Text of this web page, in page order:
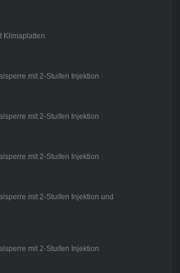
Klimaplatten
mit 2-Stuifen Injektion
mit 2-Stuifen Injektion
mit 2-Stuifen Injektion
mit 2-Stuifen Injektion und
mit 2-Stuifen Injektion